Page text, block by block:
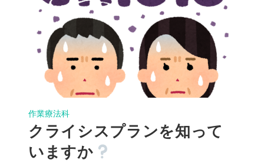
作業療法科
クライシスプランを知って
いますか